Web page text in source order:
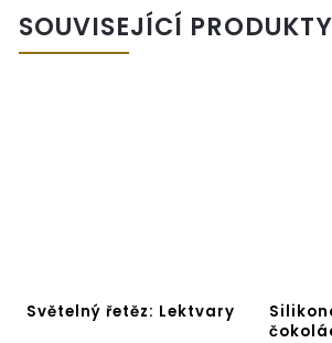
SOUVISEJÍCÍ PRODUKTY
Světelný řetěz: Lektvary